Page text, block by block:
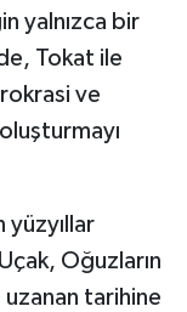
yalnızca bir
Tokat ile
ve
yüzyıllar
Oğuzların
uzanan tarihine